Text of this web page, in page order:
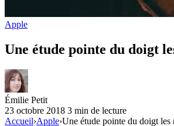
Apple
Une étude pointe du doigt
Émilie Petit
23 octobre 2018 3 min de lecture
Accueil›Apple›Une étude pointe du doigt les